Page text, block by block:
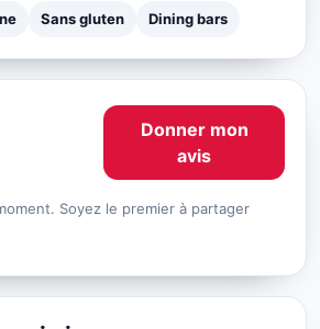
Sans gluten Dining bars
Donner mon
avis
Soyez le premier à partager